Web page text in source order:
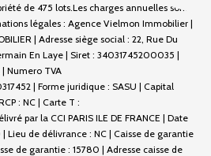
de 475 lots.Les charges annuelles sont
légales : Agence Vielmon Immobilier |
| Adresse siège social : 22, Rue Du
En Laye | Siret : 34031745200035 |
Numero TVA
| Forme juridique : SASU | Capital
: NC | Carte T :
par la CCI PARIS ILE DE FRANCE | Date
de délivrance : NC | Caisse de garantie
de garantie : 15780 | Adresse caisse de